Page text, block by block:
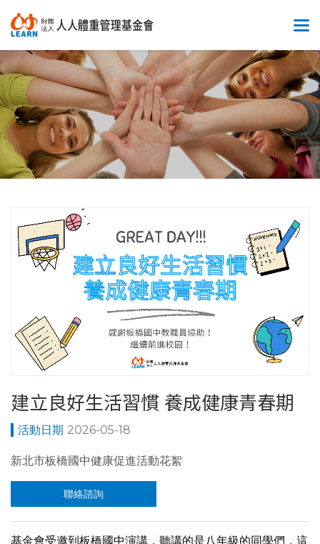
建立良好生活習慣 養成健康青春期
2026-05-18
新北市板橋國中健康促進活動花絮
聯絡諮詢
基金會受邀到板橋國中演講，聽講的是八年級的同學們，這